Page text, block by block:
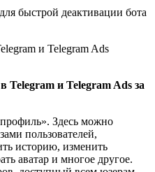
быстрой деактивации бота
Telegram и Telegram Ads за
Здесь можно
пользователей,
историю, изменить
аватар и многое другое.